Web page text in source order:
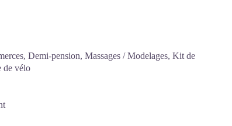
Demi-pension, Massages / Modelages, Kit de
de vélo